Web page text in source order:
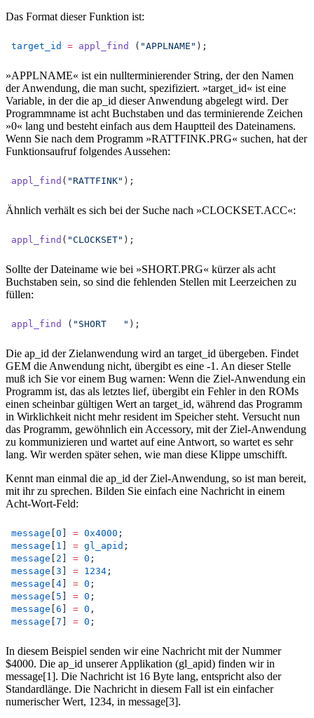
Das Format dieser Funktion ist:
target_id = appl_find ( "APPLNAME" );
»APPLNAME« ist ein nullterminierender String, der den Namen
der Anwendung, die man sucht, spezifiziert. »target_id« ist eine
Variable, in der die ap_id dieser Anwendung abgelegt wird. Der
Programmname ist acht Buchstaben und das terminierende Zeichen
»0« lang und besteht einfach aus dem Hauptteil des Dateinamens.
Wenn Sie nach dem Programm »RATTFINK.PRG« suchen, hat der
Funktionsaufruf folgendes Aussehen:
appl_find ( "RATTFINK" );
Ähnlich verhält es sich bei der Suche nach »CLOCKSET.ACC«:
appl_find ( "CLOCKSET" );
Sollte der Dateiname wie bei »SHORT.PRG« kürzer als acht
Buchstaben sein, so sind die fehlenden Stellen mit Leerzeichen zu
füllen:
appl_find ( "SHORT   " );
Die ap_id der Zielanwendung wird an target_id übergeben. Findet
GEM die Anwendung nicht, übergibt es eine -1. An dieser Stelle
muß ich Sie vor einem Bug warnen: Wenn die Ziel-Anwendung ein
Programm ist, das als letztes lief, übergibt ein Fehler in den ROMs
einen scheinbar gültigen Wert an target_id, während das Programm
in Wirklichkeit nicht mehr resident im Speicher steht. Versucht nun
das Programm, gewöhnlich ein Accessory, mit der Ziel-Anwendung
zu kommunizieren und wartet auf eine Antwort, so wartet es sehr
lang. Wir werden später sehen, wie man diese Klippe umschifft.
Kennt man einmal die ap_id der Ziel-Anwendung, so ist man bereit,
mit ihr zu sprechen. Bilden Sie einfach eine Nachricht in einem
Acht-Wort-Feld:
message 0 = 0x4000 ;
message
1 = gl_apid ;
message
2 = 0 ;
message 3 = 1234 ;
message 4 = 0 ;
message
5 = 0 ;
message 6 = 0 ,
message 7 = 0 ;
In diesem Beispiel senden wir eine Nachricht mit der Nummer
$4000. Die ap_id unserer Applikation (gl_apid) finden wir in
message[1]. Die Nachricht ist 16 Byte lang, entspricht also der
Standardlänge. Die Nachricht in diesem Fall ist ein einfacher
numerischer Wert, 1234, in message[3].